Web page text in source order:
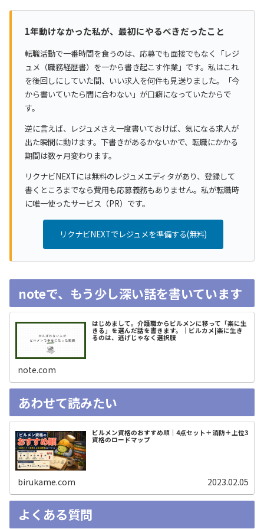
1年動けなかった私が、最初にやるべきだったこと
転職活動で一番時間を食うのは、応募でも面接でもなく「レジ
ュメ（職務経歴書）を一から書き起こす作業」です。私はこれ
を後回しにしていた間、いい求人を何件も見送りました。「今
から書いていたら間に合わない」が口癖になっていたからで
す。
逆に言えば、レジュメさえ一度書いておけば、気になる求人が
出た瞬間に動けます。下書きがあるかないかで、転職にかかる
期間は数ヶ月変わります。
リクナビNEXTには無料のレジュメエディタがあり、登録して
書くところまでなら費用も応募義務もありません。私が転職時
に唯一使ったサービス（PR）です。
リクナビNEXTでレジュメを準備する(無料)
noteで、もう少し深い話を書いています
はじめまして。介護職からビルメンに移って「楽に生
きる」を選んだ話を書きます。｜ビルカメ|楽に生き
るのは、逃げじゃなく選択肢
note.com
あわせて読みたい
ビルメン資格のおすすめ順｜4点セット＋消防＋上位3
資格のロードマップ
birukame.com 2023.02.05
よくある質問